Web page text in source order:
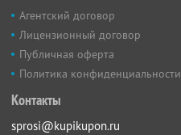
Агентский договор
Лицензионный договор
Публичная оферта
Политика конфиденциальности
Контакты
sprosi@kupikupon.ru